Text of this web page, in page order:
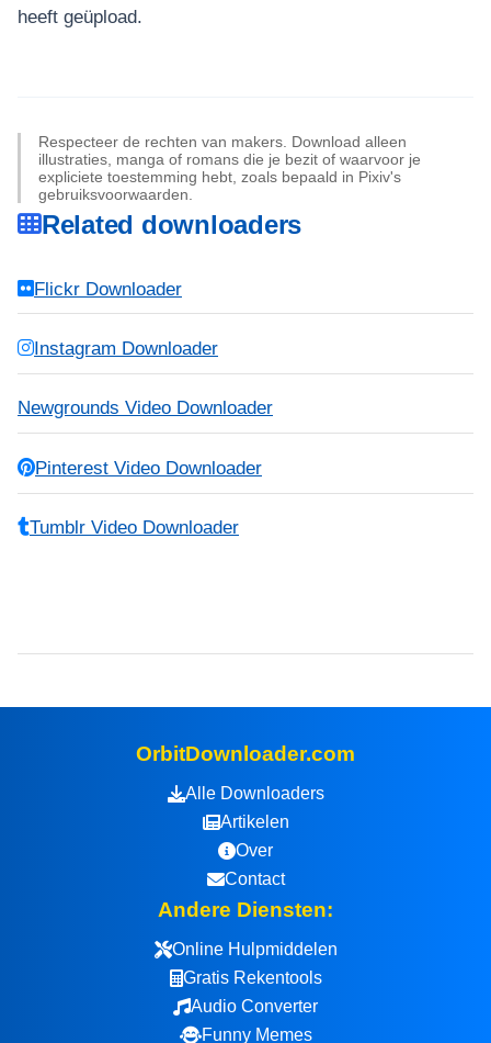
heeft geüpload.
Respecteer de rechten van makers. Download alleen
illustraties, manga of romans die je bezit of waarvoor je
expliciete toestemming hebt, zoals bepaald in Pixiv's
gebruiksvoorwaarden.
Related downloaders
Flickr Downloader
Instagram Downloader
Newgrounds Video Downloader
Pinterest Video Downloader
Tumblr Video Downloader
OrbitDownloader.com
Alle Downloaders
Artikelen
Over
Contact
Andere Diensten:
Online Hulpmiddelen
Gratis Rekentools
Audio Converter
Funny Memes